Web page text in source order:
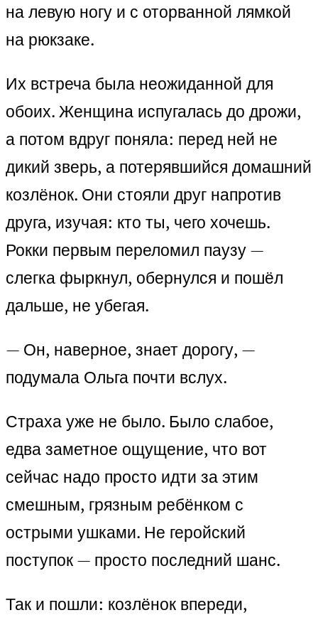
на левую ногу и с оторванной лямкой
на рюкзаке.
Их встреча была неожиданной для
обоих. Женщина испугалась до дрожи,
а потом вдруг поняла: перед ней не
дикий зверь, а потерявшийся домашний
козлёнок. Они стояли друг напротив
друга, изучая: кто ты, чего хочешь.
Рокки первым переломил паузу —
слегка фыркнул, обернулся и пошёл
дальше, не убегая.
— Он, наверное, знает дорогу, —
подумала Ольга почти вслух.
Страха уже не было. Было слабое,
едва заметное ощущение, что вот
сейчас надо просто идти за этим
смешным, грязным ребёнком с
острыми ушками. Не геройский
поступок — просто последний шанс.
Так и пошли: козлёнок впереди,